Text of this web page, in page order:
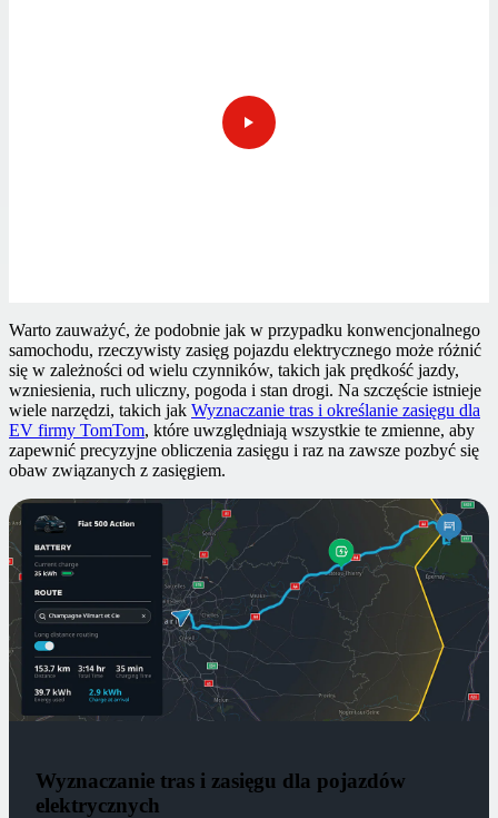
Warto zauważyć, że podobnie jak w przypadku konwencjonalnego
samochodu, rzeczywisty zasięg pojazdu elektrycznego może różnić
się w zależności od wielu czynników, takich jak prędkość jazdy,
wzniesienia, ruch uliczny, pogoda i stan drogi. Na szczęście istnieje
wiele narzędzi, takich jak Wyznaczanie tras i określanie zasięgu dla
EV firmy TomTom, które uwzględniają wszystkie te zmienne, aby
zapewnić precyzyjne obliczenia zasięgu i raz na zawsze pozbyć się
obaw związanych z zasięgiem.
Wyznaczanie tras i zasięgu dla pojazdów
elektrycznych